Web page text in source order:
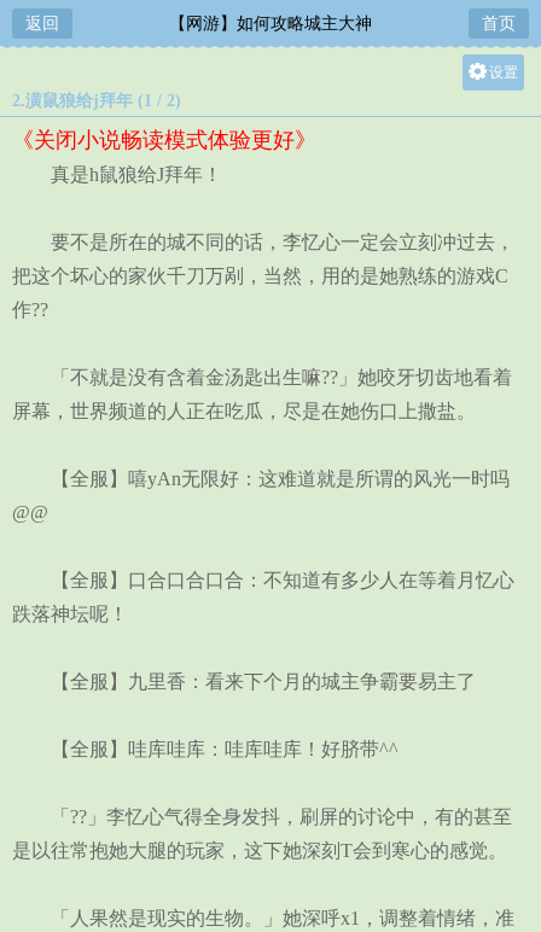
返回 【网游】如何攻略城主大神 首页
设置
2.潢鼠狼给j拜年 (1 / 2)
《关闭小说畅读模式体验更好》
真是h鼠狼给J拜年！
要不是所在的城不同的话，李忆心一定会立刻冲过去，
把这个坏心的家伙千刀万剐，当然，用的是她熟练的游戏C
作??
「不就是没有含着金汤匙出生嘛??」她咬牙切齿地看着
屏幕，世界频道的人正在吃瓜，尽是在她伤口上撒盐。
【全服】嘻yAn无限好：这难道就是所谓的风光一时吗
@@
【全服】口合口合口合：不知道有多少人在等着月忆心
跌落神坛呢！
【全服】九里香：看来下个月的城主争霸要易主了
【全服】哇库哇库：哇库哇库！好脐带^^
「??」李忆心气得全身发抖，刷屏的讨论中，有的甚至
是以往常抱她大腿的玩家，这下她深刻T会到寒心的感觉。
「人果然是现实的生物。」她深呼x1，调整着情绪，准